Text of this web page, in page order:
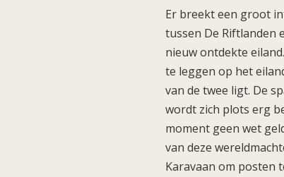
Er breekt een groot
tussen De Riftlanden
nieuw ontdekte
te leggen op het
van de twee ligt. De
wordt zich plots erg
moment geen wet
van deze
Karavaan om posten